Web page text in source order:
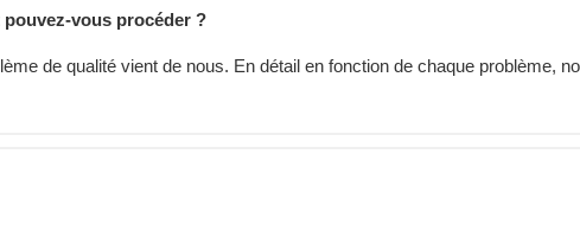
vous procéder ?
de qualité vient de nous. En détail en fonction de chaque problème,